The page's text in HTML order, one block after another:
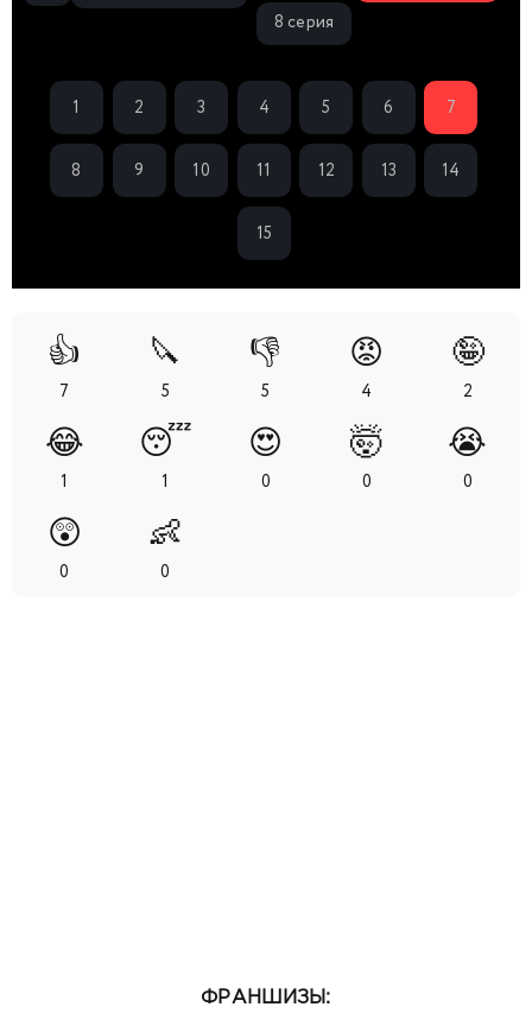
8 серия
1 2 3 4 5 6 7
8 9 10 11 12 13 14
15
👍
7
🔪
5
👎
5
😡
4
🤪
2
😂
1
😴
1
😍
0
🤯
0
😭
0
😲
0
👶
0
ФРАНШИЗЫ: